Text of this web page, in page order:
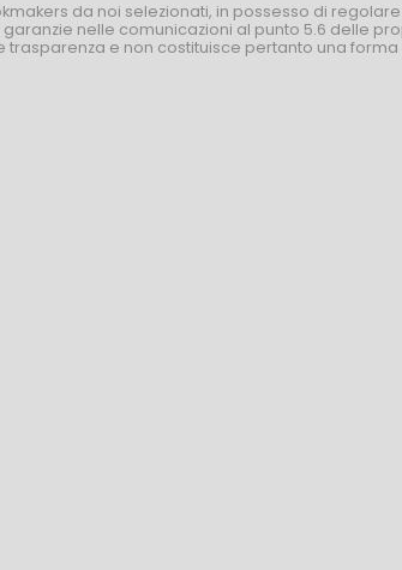
da noi selezionati, in possesso di
nelle comunicazioni al punto 5.6 delle
trasparenza e non costituisce pertanto una